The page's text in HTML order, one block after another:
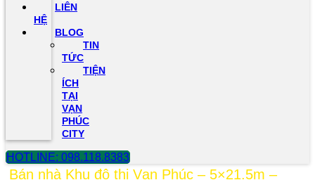
LIÊN
HỆ
BLOG
TIN
TỨC
TIỆN
ÍCH
TẠI
VẠN
PHÚC
CITY
HOTLINE: 098.118.8383
Bán nhà Khu đô thị Vạn Phúc – 5×21.5m –